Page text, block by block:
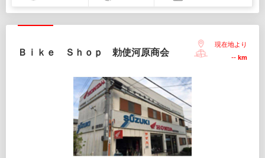
Ｂｉｋｅ Ｓｈｏｐ 勅使河原商会
現在地より
-- km